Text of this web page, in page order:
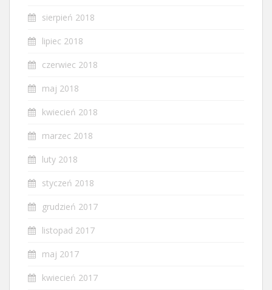
sierpień 2018
lipiec 2018
czerwiec 2018
maj 2018
kwiecień 2018
marzec 2018
luty 2018
styczeń 2018
grudzień 2017
listopad 2017
maj 2017
kwiecień 2017